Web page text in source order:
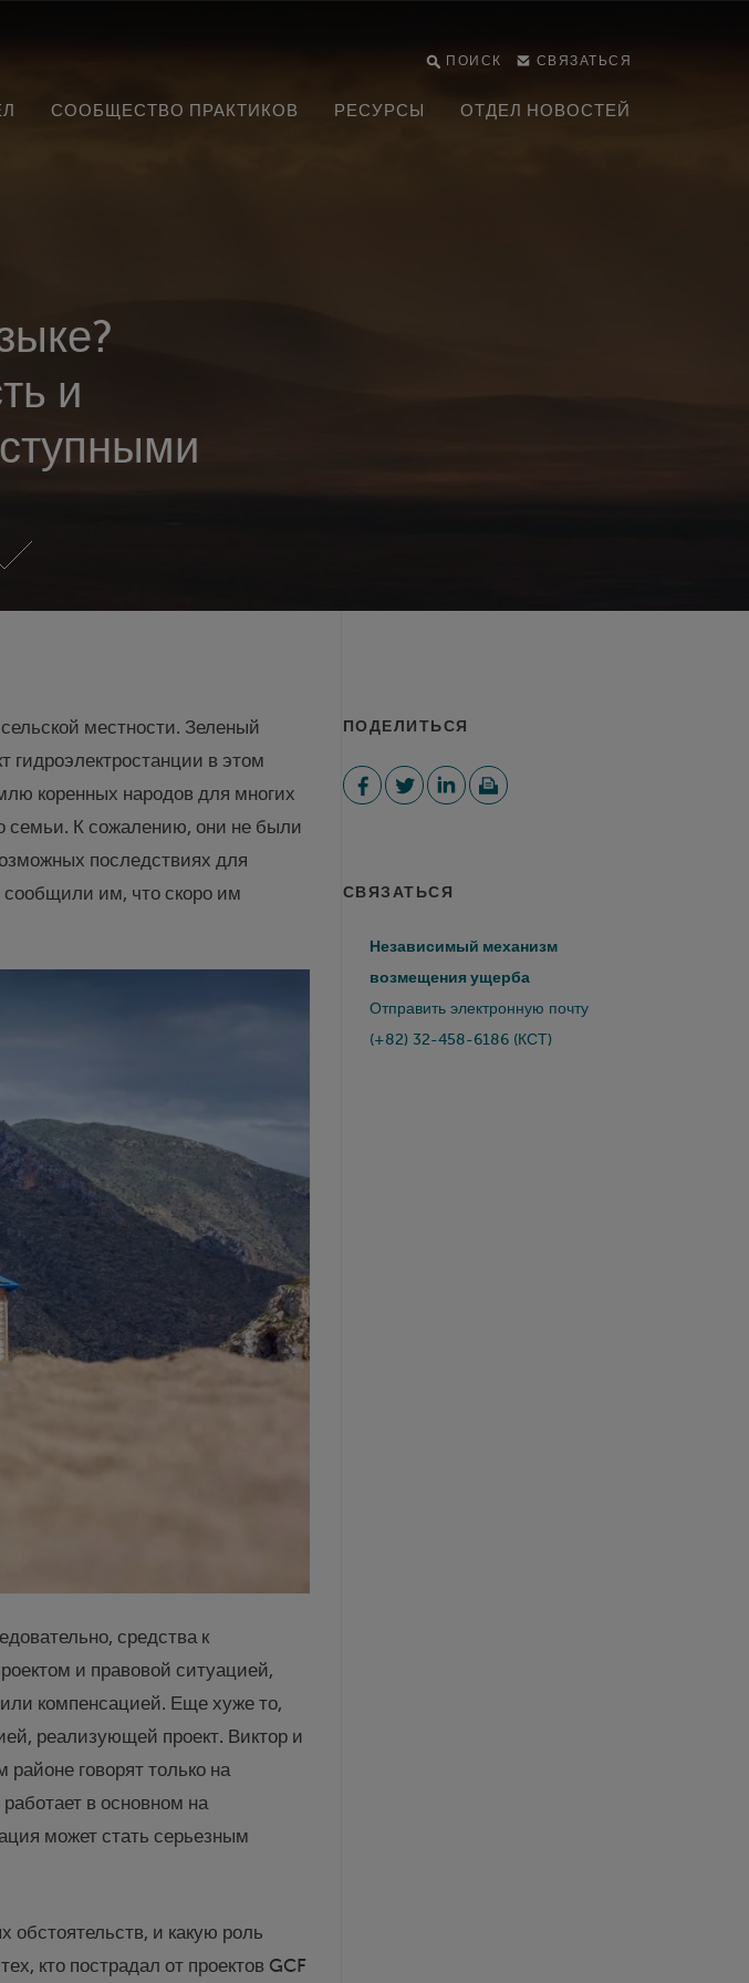
ПОИСК СВЯЗАТЬСЯ
СООБЩЕСТВО ПРАКТИКОВ РЕСУРСЫ ОТДЕЛ НОВОСТЕЙ
и
местности. Зеленый
гидроэлектростанции в этом
коренных народов для многих
семьи. К сожалению, они не были
последствиях для
им, что скоро им
средства к
и правовой ситуацией,
компенсацией. Еще хуже то,
реализующей проект. Виктор и
говорят только на
в основном на
может стать серьезным
обстоятельств, и какую роль
кто пострадал от проектов GCF
ПОДЕЛИТЬСЯ
СВЯЗАТЬСЯ
Независимый механизм
возмещения ущерба
Отправить электронную почту
(+82) 32-458-6186 (КСТ)